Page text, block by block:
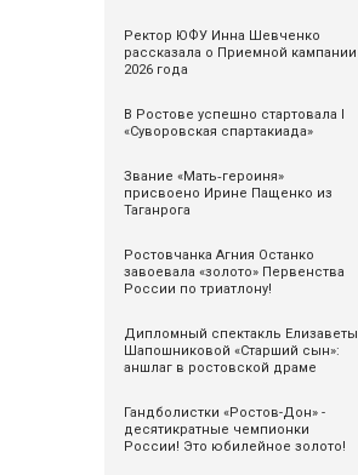
Ректор ЮФУ Инна Шевченко
рассказала о Приемной кампании
2026 года
В Ростове успешно стартовала I
«Суворовская спартакиада»
Звание «Мать‑героиня»
присвоено Ирине Пащенко из
Таганрога
Ростовчанка Агния Останко
завоевала «золото» Первенства
России по триатлону!
Дипломный спектакль Елизаветы
Шапошниковой «Старший сын»:
аншлаг в ростовской драме
Гандболистки «Ростов-Дон» -
десятикратные чемпионки
России! Это юбилейное золото!